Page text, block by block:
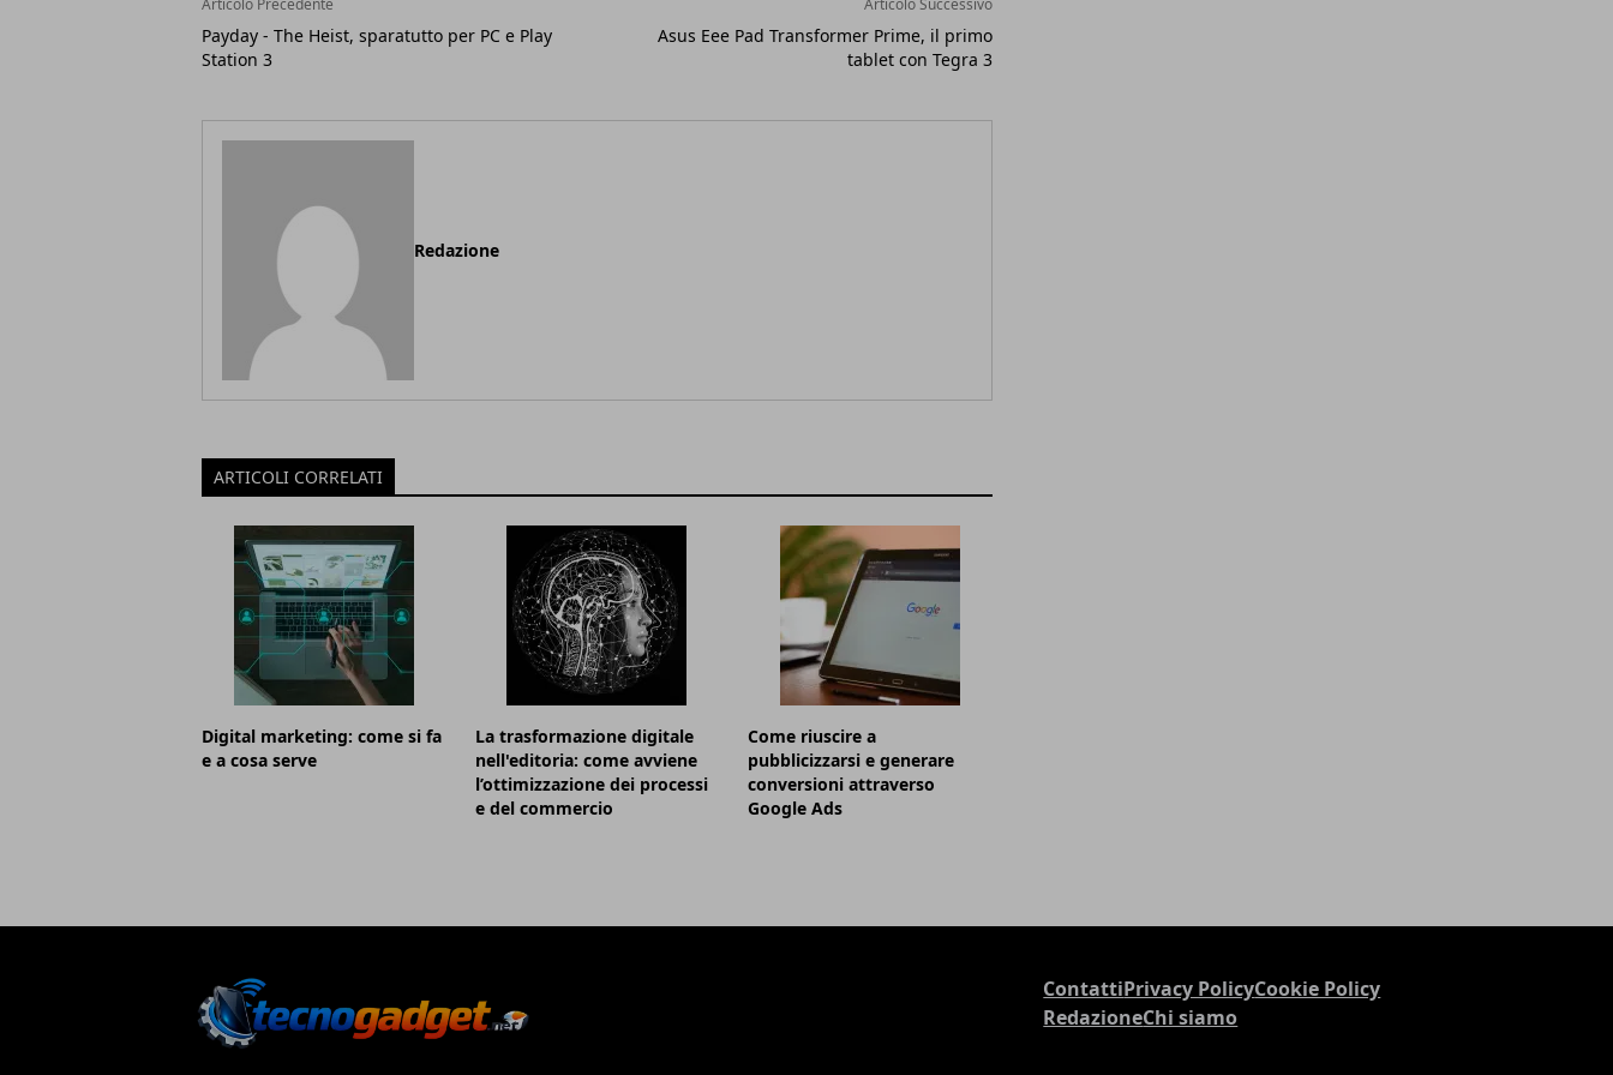
Articolo Precedente
Payday - The Heist, sparatutto per PC e Play
Station 3
Articolo Successivo
Asus Eee Pad Transformer Prime, il primo
tablet con Tegra 3
Redazione
ARTICOLI CORRELATI
Digital marketing: come si fa
e a cosa serve
La trasformazione digitale
nell'editoria: come avviene
l’ottimizzazione dei processi
e del commercio
Come riuscire a
pubblicizzarsi e generare
conversioni attraverso
Google Ads
ContattiPrivacy PolicyCookie Policy
RedazioneChi siamo